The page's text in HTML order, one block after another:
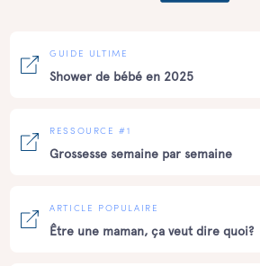
GUIDE ULTIME
Shower de bébé en 2025
RESSOURCE #1
Grossesse semaine par semaine
ARTICLE POPULAIRE
Être une maman, ça veut dire quoi?